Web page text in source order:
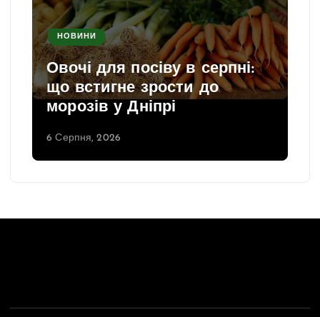
НОВИНИ
Овочі для посіву в серпні:
що встигне зрости до
морозів у Дніпрі
6 Серпня, 2026